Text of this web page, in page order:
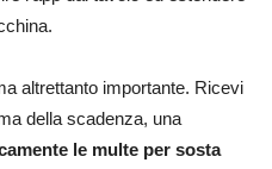
altrettanto importante. Ricevi
della scadenza, una
le multe per sosta